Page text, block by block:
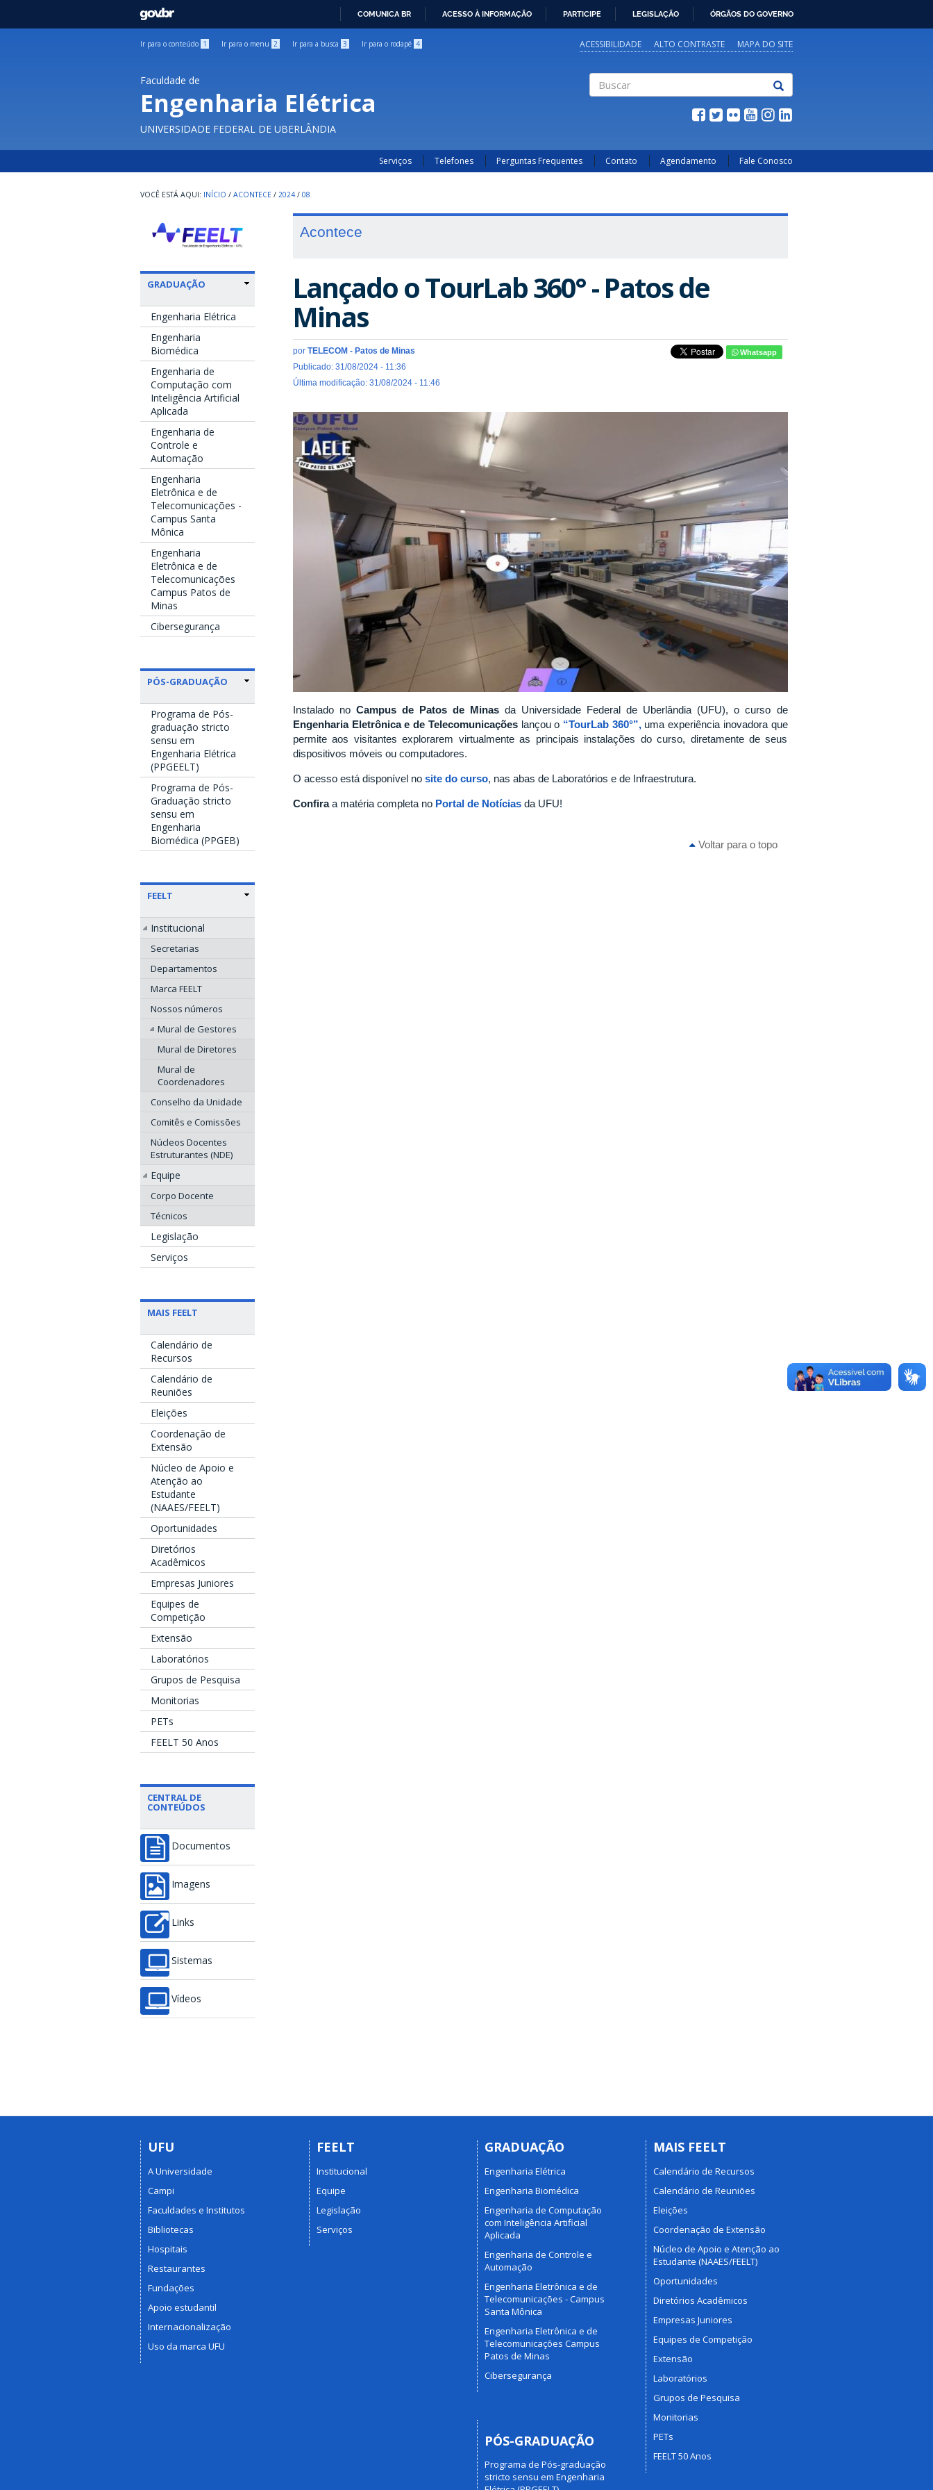
GOVBR
COMUNICA BR ACESSO À INFORMAÇÃO PARTICIPE LEGISLAÇÃO ÓRGÃOS DO GOVERNO
Ir para o conteúdo 1 Ir para o menu 2 Ir para a busca 3 Ir para o rodapé 4 ACESSIBILIDADE ALTO CONTRASTE MAPA DO SITE
Faculdade de
Engenharia Elétrica
UNIVERSIDADE FEDERAL DE UBERLÂNDIA
Serviços Telefones Perguntas Frequentes Contato Agendamento Fale Conosco
INÍCIO / ACONTECE / 2024 / 08
GRADUAÇÃO
Engenharia Elétrica
Engenharia
Biomédica
Engenharia de
Computação com
Inteligência Artificial
Aplicada
Engenharia de
Controle e
Automação
Engenharia
Eletrônica e de
Telecomunicações -
Campus Santa
Mônica
Engenharia
Eletrônica e de
Telecomunicações
Campus Patos de
Minas
Cibersegurança
PÓS-GRADUAÇÃO
Programa de Pós-
graduação stricto
sensu em
Engenharia Elétrica
(PPGEELT)
Programa de Pós-
Graduação stricto
sensu em
Engenharia
Biomédica (PPGEB)
FEELT
Institucional
Secretarias
Departamentos
Marca FEELT
Nossos números
Mural de Gestores
Mural de Diretores
Mural de
Coordenadores
Conselho da Unidade
Comitês e Comissões
Núcleos Docentes
Estruturantes (NDE)
Equipe
Corpo Docente
Técnicos
Legislação
Serviços
MAIS FEELT
Calendário de
Recursos
Calendário de
Reuniões
Eleições
Coordenação de
Extensão
Núcleo de Apoio e
Atenção ao
Estudante
(NAAES/FEELT)
Oportunidades
Diretórios
Acadêmicos
Empresas Juniores
Equipes de
Competição
Extensão
Laboratórios
Grupos de Pesquisa
Monitorias
PETs
FEELT 50 Anos
CENTRAL DE
CONTEÚDOS
Documentos
Imagens
Links
Sistemas
Vídeos
Acontece
Lançado o TourLab 360° - Patos de
Minas
por TELECOM - Patos de Minas
Publicado: 31/08/2024 - 11:36
Última modificação: 31/08/2024 - 11:46
Whatsapp
Instalado noCampus de Patos de Minas da Universidade Federal de Uberlândia (UFU), o curso de
Engenharia Eletrônica e de Telecomunicaçõeslançou o “TourLab 360°”,uma experiência inovadora que
permite aos visitantes explorarem virtualmente as principais instalações do curso, diretamente de seus
dispositivos móveis ou computadores.
O acesso está disponível no site do curso, nas abas de Laboratórios e de Infraestrutura.
Confiraa matéria completa no Portal de Notícias da UFU!
Voltar para o topo
UFU
A Universidade
Campi
Faculdades e Institutos
Bibliotecas
Hospitais
Restaurantes
Fundações
Apoio estudantil
Internacionalização
Uso da marca UFU
FEELT
Institucional
Equipe
Legislação
Serviços
GRADUAÇÃO
Engenharia Elétrica
Engenharia Biomédica
Engenharia de Computação
com Inteligência Artificial
Aplicada
Engenharia de Controle e
Automação
Engenharia Eletrônica e de
Telecomunicações - Campus
Santa Mônica
Engenharia Eletrônica e de
Telecomunicações Campus
Patos de Minas
Cibersegurança
PÓS-GRADUAÇÃO
Programa de Pós-graduação
stricto sensu em Engenharia
MAIS FEELT
Calendário de Recursos
Calendário de Reuniões
Eleições
Coordenação de Extensão
Núcleo de Apoio e Atenção ao
Estudante (NAAES/FEELT)
Oportunidades
Diretórios Acadêmicos
Empresas Juniores
Equipes de Competição
Extensão
Laboratórios
Grupos de Pesquisa
Monitorias
PETs
FEELT 50 Anos